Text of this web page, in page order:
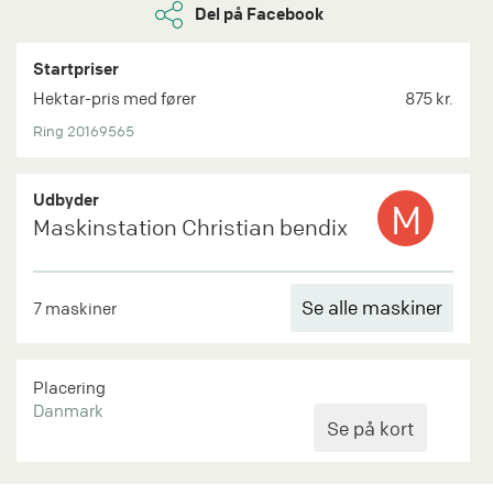
Del på Facebook
Startpriser
Hektar-pris med fører
875 kr.
Ring 20169565
Udbyder
Maskinstation Christian bendix M
7 maskiner Se alle maskiner
Placering
Danmark